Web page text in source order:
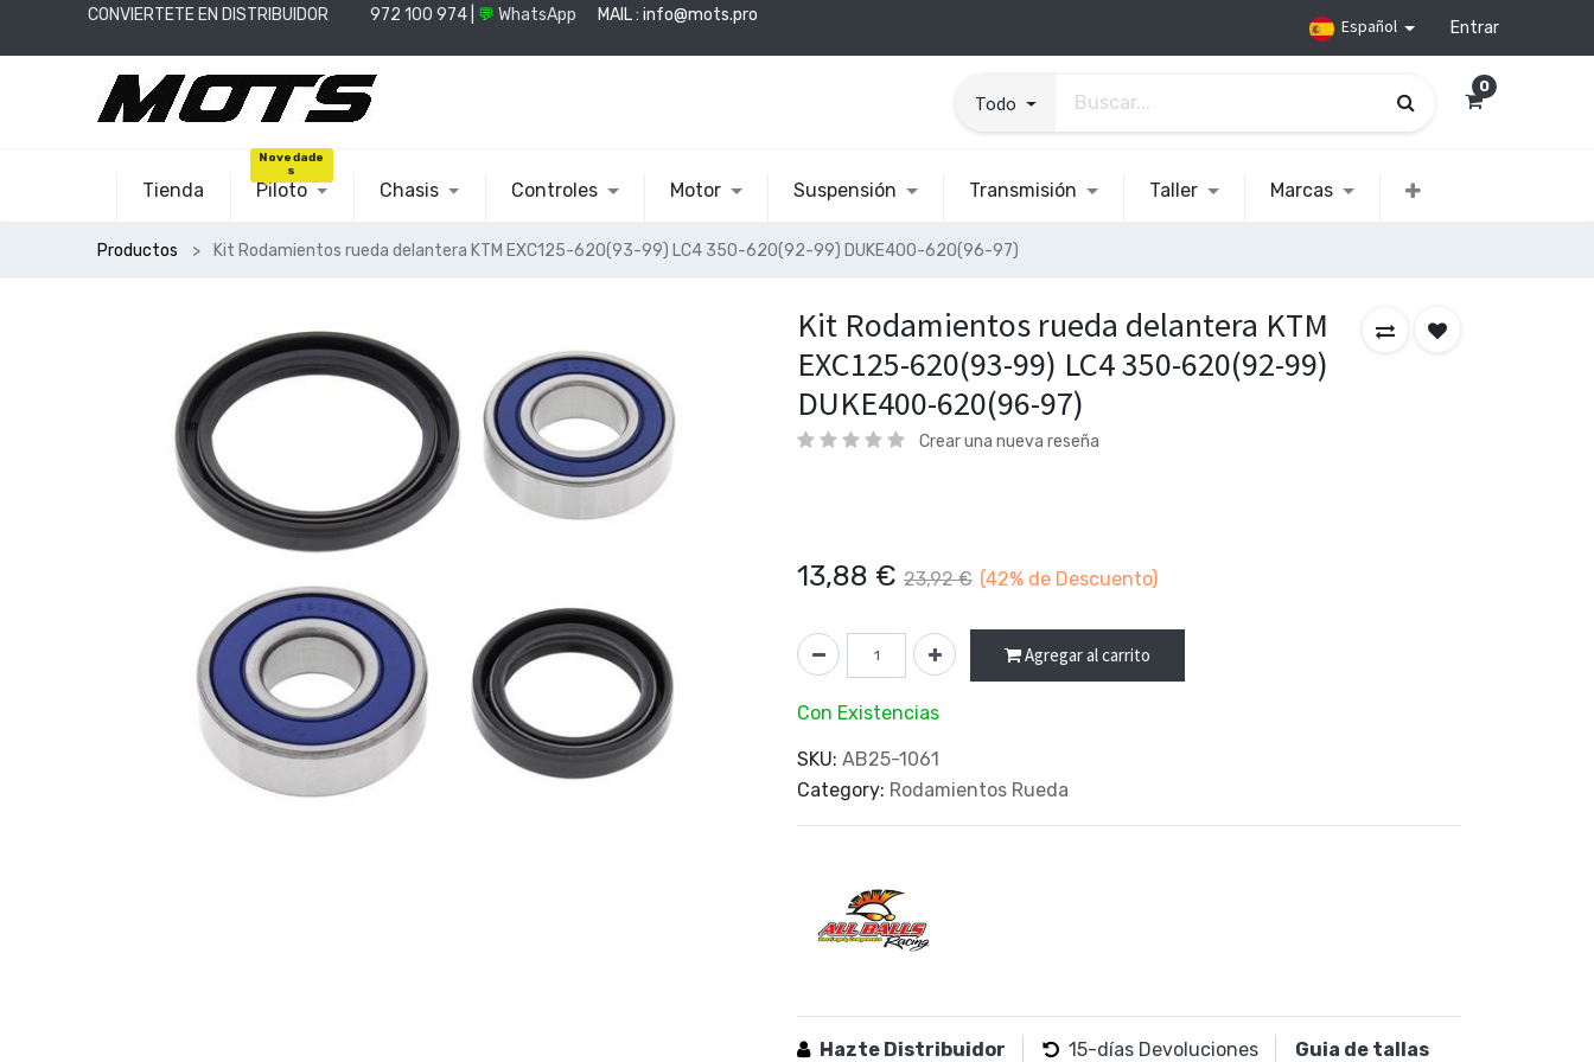
CONVIERTETE EN DISTRIBUIDOR 972 100 974 | 💬 WhatsApp MAIL :info@mots.pro
Español Entrar
Todo
0
Tienda Piloto
Novedade
s
Chasis Controles Motor Suspensión Transmisión Taller Marcas
Productos Kit Rodamientos rueda delantera KTM EXC125-620(93-99) LC4 350-620(92-99) DUKE400-620(96-97)
Kit Rodamientos rueda delantera KTM
EXC125-620(93-99) LC4 350-620(92-99)
DUKE400-620(96-97)
Crear una nueva reseña
13,88 € 23,92€ (42% de Descuento)
Agregar al carrito
Con Existencias
SKU: AB25-1061
Category: Rodamientos Rueda
Hazte Distribuidor 15-días Devoluciones Guia de tallas